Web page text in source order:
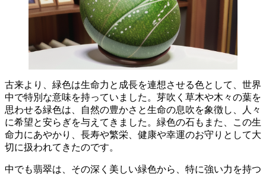
古来より、緑色は生命力と成長を連想させる色として、世界
中で特別な意味を持っていました。 芽吹く草木や木々の葉を
思わせる緑色は、自然の豊かさと生命の息吹を象徴し、人々
に希望と安らぎを与えてきました。緑色の石もまた、この生
命力にあやかり、 長寿や繁栄、健康や幸運のお守りとして大
切に扱われてきたのです。
中でも翡翠は、その深く美しい緑色から、特に強い力を持つ